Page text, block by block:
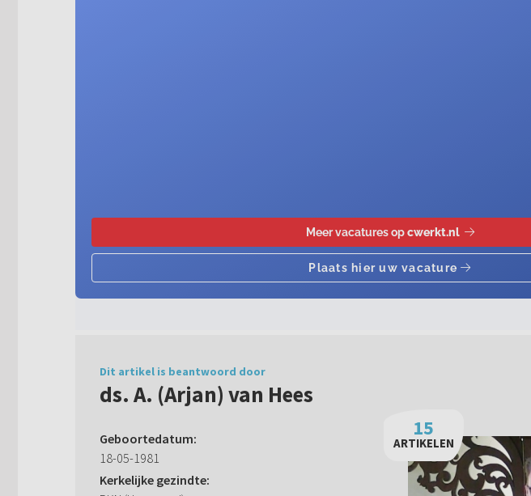
Dit artikel is beantwoord door
ds. A. (Arjan) van Hees
Geboortedatum:
18-05-1981
Kerkelijke gezindte:
15
ARTIKELEN